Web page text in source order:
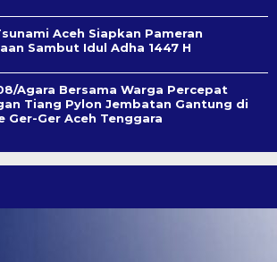
Aceh Siapkan Pameran
Sambut Idul Adha 1447 H
Agara Bersama Warga Percepat
Tiang Pylon Jembatan Gantung di
Ger-Ger Aceh Tenggara